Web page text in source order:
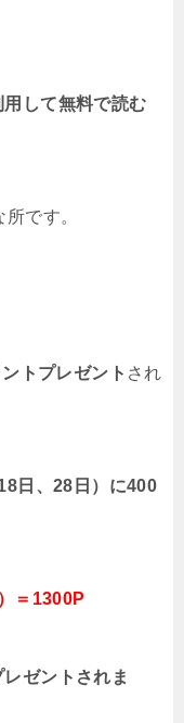
して無料で読む
です。
トプレゼント され
日、28日）に400
＝1300P
ゼントされま